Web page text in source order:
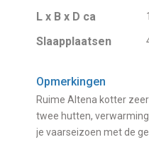
L x B x D ca
Slaapplaatsen
Opmerkingen
Ruime Altena kotter
twee hutten,
je vaarseizoen met de